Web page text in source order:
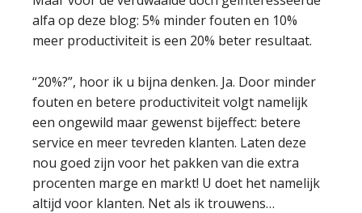
alfa op deze blog: 5% minder fouten en 10%
meer productiviteit is een 20% beter resultaat.
“20%?”, hoor ik u bijna denken. Ja. Door minder
fouten en betere productiviteit volgt namelijk
een ongewild maar gewenst bijeffect: betere
service en meer tevreden klanten. Laten deze
nou goed zijn voor het pakken van die extra
procenten marge en markt! U doet het namelijk
altijd voor klanten. Net als ik trouwens…